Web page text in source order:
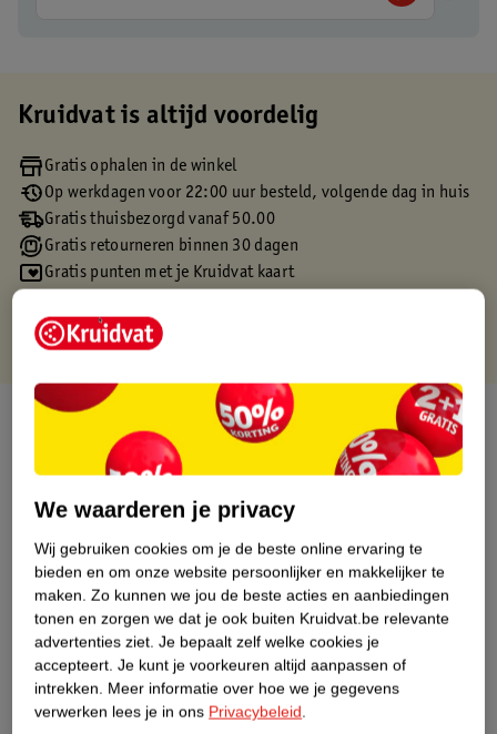
Kruidvat is altijd voordelig
Gratis ophalen in de winkel
Op werkdagen voor 22:00 uur besteld, volgende dag in huis
Gratis thuisbezorgd vanaf 50.00
Gratis retourneren binnen 30 dagen
Gratis punten met je Kruidvat kaart
Over dit product
Productinformatie
Nature Impact Score
Dit product heeft (nog) geen Nature
Impact Score.
Meer informatie
We waarderen je privacy
Wij gebruiken cookies om je de beste online ervaring te
bieden en om onze website persoonlijker en makkelijker te
maken. Zo kunnen we jou de beste acties en aanbiedingen
tonen en zorgen we dat je ook buiten Kruidvat.be relevante
advertenties ziet. Je bepaalt zelf welke cookies je
accepteert. Je kunt je voorkeuren altijd aanpassen of
intrekken. Meer informatie over hoe we je gegevens
verwerken lees je in ons Privacybeleid.